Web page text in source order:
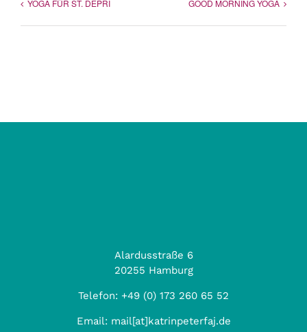
YOGA FÜR ST. DEPRI GOOD MORNING YOGA
Alardusstraße 6
20255 Hamburg
Telefon: +49 (0) 173 260 65 52
Email: mail[at]katrinpeterfaj.de